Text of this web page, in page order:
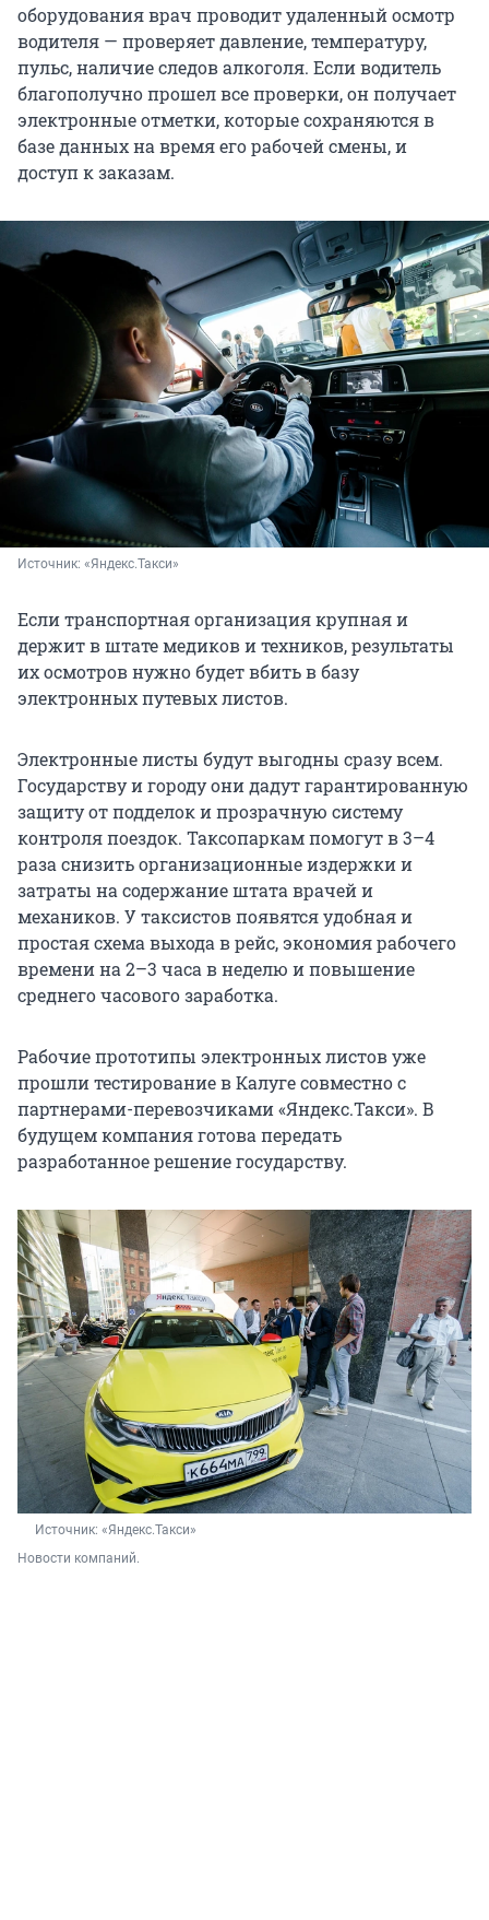
оборудования врач проводит удаленный осмотр
водителя — проверяет давление, температуру,
пульс, наличие следов алкоголя. Если водитель
благополучно прошел все проверки, он получает
электронные отметки, которые сохраняются в
базе данных на время его рабочей смены, и
доступ к заказам.
Источник: «Яндекс.Такси»
Если транспортная организация крупная и
держит в штате медиков и техников, результаты
их осмотров нужно будет вбить в базу
электронных путевых листов.
Электронные листы будут выгодны сразу всем.
Государству и городу они дадут гарантированную
защиту от подделок и прозрачную систему
контроля поездок. Таксопаркам помогут в 3–4
раза снизить организационные издержки и
затраты на содержание штата врачей и
механиков. У таксистов появятся удобная и
простая схема выхода в рейс, экономия рабочего
времени на 2–3 часа в неделю и повышение
среднего часового заработка.
Рабочие прототипы электронных листов уже
прошли тестирование в Калуге совместно с
партнерами-перевозчиками «Яндекс.Такси». В
будущем компания готова передать
разработанное решение государству.
Источник: «Яндекс.Такси»
Новости компаний.